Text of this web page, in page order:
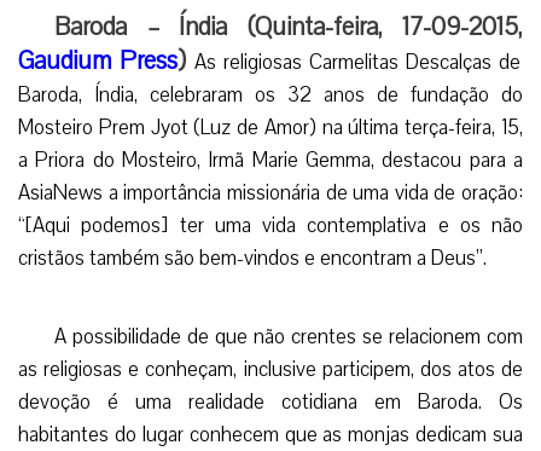
Baroda – Índia (Quinta-feira, 17-09-2015,
Gaudium Press) As religiosas Carmelitas Descalças de
Baroda, Índia, celebraram os 32 anos de fundação do
Mosteiro Prem Jyot (Luz de Amor) na última terça-feira, 15,
a Priora do Mosteiro, Irmã Marie Gemma, destacou para a
AsiaNews a importância missionária de uma vida de oração:
“[Aqui podemos] ter uma vida contemplativa e os não
cristãos também são bem-vindos e encontram a Deus”.
A possibilidade de que não crentes se relacionem com
as religiosas e conheçam, inclusive participem, dos atos de
devoção é uma realidade cotidiana em Baroda. Os
habitantes do lugar conhecem que as monjas dedicam sua